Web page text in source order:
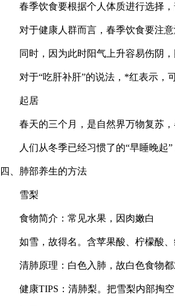
春季饮食要根据个人体质进行选择，
对于健康人群而言，春季饮食要注意
同时，因为此时阳气上升容易伤阴，
对于“吃肝补肝”的说法，*红表示，可
起居
春天的三个月，是自然界万物复苏，
人们从冬季已经习惯了的“早睡晚起”
四、肺部养生的方法
雪梨
食物简介：常见水果，因肉嫩白
如雪，故得名。含苹果酸、柠檬酸、
清肺原理：白色入肺，故白色食物都
健康TIPS：清肺梨。把雪梨内部掏空